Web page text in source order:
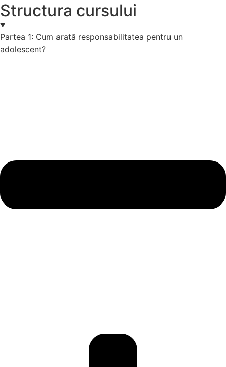
Structura cursului
Partea 1: Cum arată responsabilitatea pentru un
adolescent?